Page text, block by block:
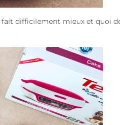
difficilement mieux et quoi